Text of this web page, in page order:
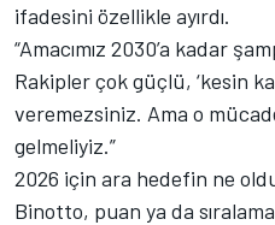
ifadesini özellikle ayırdı.
“Amacımız 2030’a kadar
Rakipler çok güçlü, ‘kesin
veremezsiniz. Ama o
gelmeliyiz.”
2026 için ara hedefin ne
Binotto, puan ya da